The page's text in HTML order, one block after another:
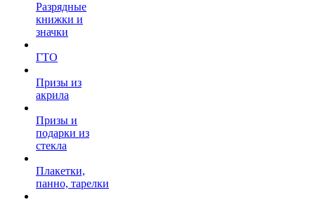
Разрядные
книжки и
значки
ГТО
Призы из
акрила
Призы и
подарки из
стекла
Плакетки,
панно, тарелки